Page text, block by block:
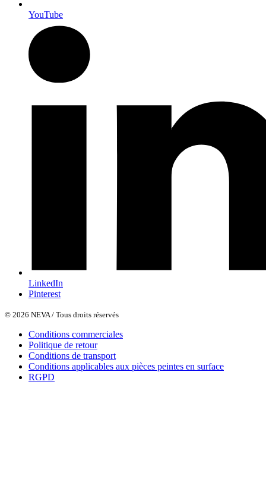
YouTube
LinkedIn
Pinterest
© 2026 NEVA / Tous droits réservés
Conditions commerciales
Politique de retour
Conditions de transport
Conditions applicables aux pièces peintes en surface
RGPD